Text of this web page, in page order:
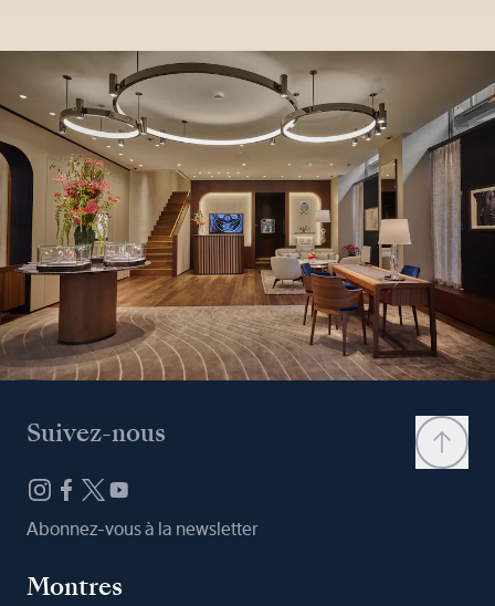
Suivez-nous
Abonnez-vous à la newsletter
Montres